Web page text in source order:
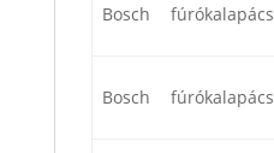
Bosch fúrókalapács
Bosch fúrókalapács